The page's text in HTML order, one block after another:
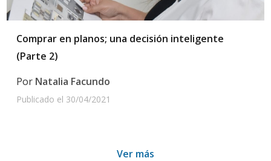
Comprar en planos; una decisión inteligente
(Parte 2)
Por Natalia Facundo
Publicado el 30/04/2021
Ver más